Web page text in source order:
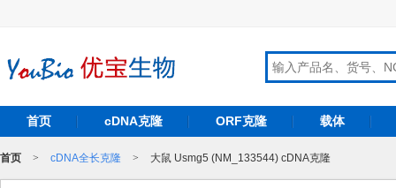
首页 cDNA克隆 ORF克隆 载体
首页 > cDNA全长克隆 > 大鼠 Usmg5 (NM_133544) cDNA克隆